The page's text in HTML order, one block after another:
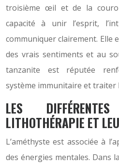
troisième œil et de la
capacité à unir l’esprit,
communiquer clairement. Elle
des vrais sentiments et au
tanzanite est réputée
système immunitaire et traiter
LES
LITHOTHÉRAPIE ET
L’améthyste est associée à
des énergies mentales. Dans